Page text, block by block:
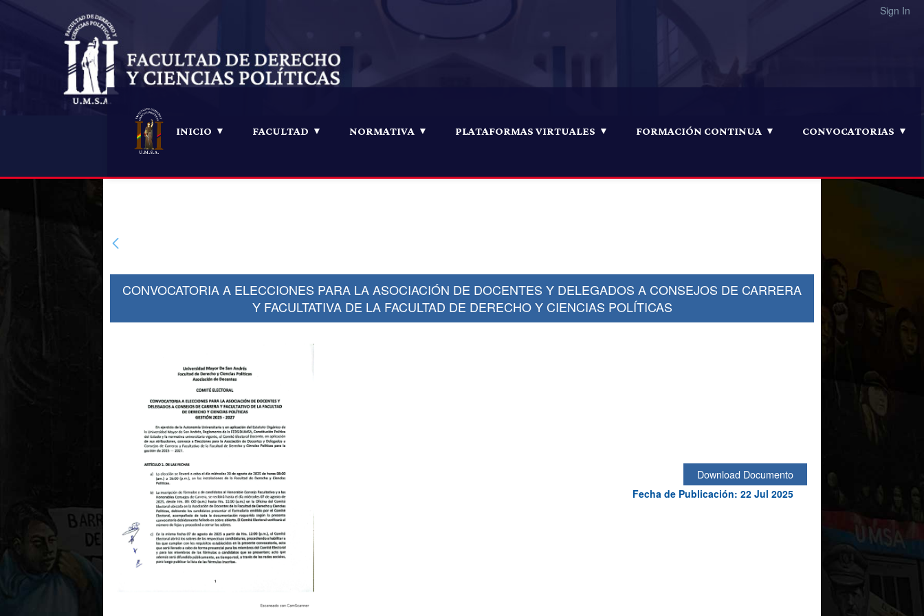
Sign In
INICIO FACULTAD NORMATIVA PLATAFORMAS VIRTUALES FORMACIÓN CONTINUA CONVOCATORIAS
CONVOCATORIA A ELECCIONES PARA LA ASOCIACIÓN DE DOCENTES Y DELEGADOS A CONSEJOS DE CARRERA
Y FACULTATIVA DE LA FACULTAD DE DERECHO Y CIENCIAS POLÍTICAS
Download Documento
Fecha de Publicación: 22 Jul 2025